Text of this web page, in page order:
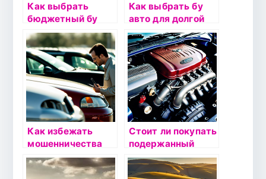
Как выбрать
бюджетный бу
автомобиль:
советы по поиску
выгодных
предложений
Как выбрать бу
авто для долгой
эксплуатации:
проверяем
прочность и износ
деталей
Как избежать
мошенничества
при покупке
подержанного
Стоит ли покупать
подержанный
автомобиль с
пробегом?